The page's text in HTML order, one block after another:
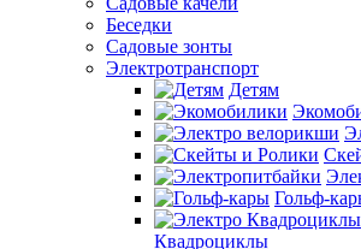
Беседки
Садовые зонты
Электротранспорт
Детям
Гольф-
Квадроциклы